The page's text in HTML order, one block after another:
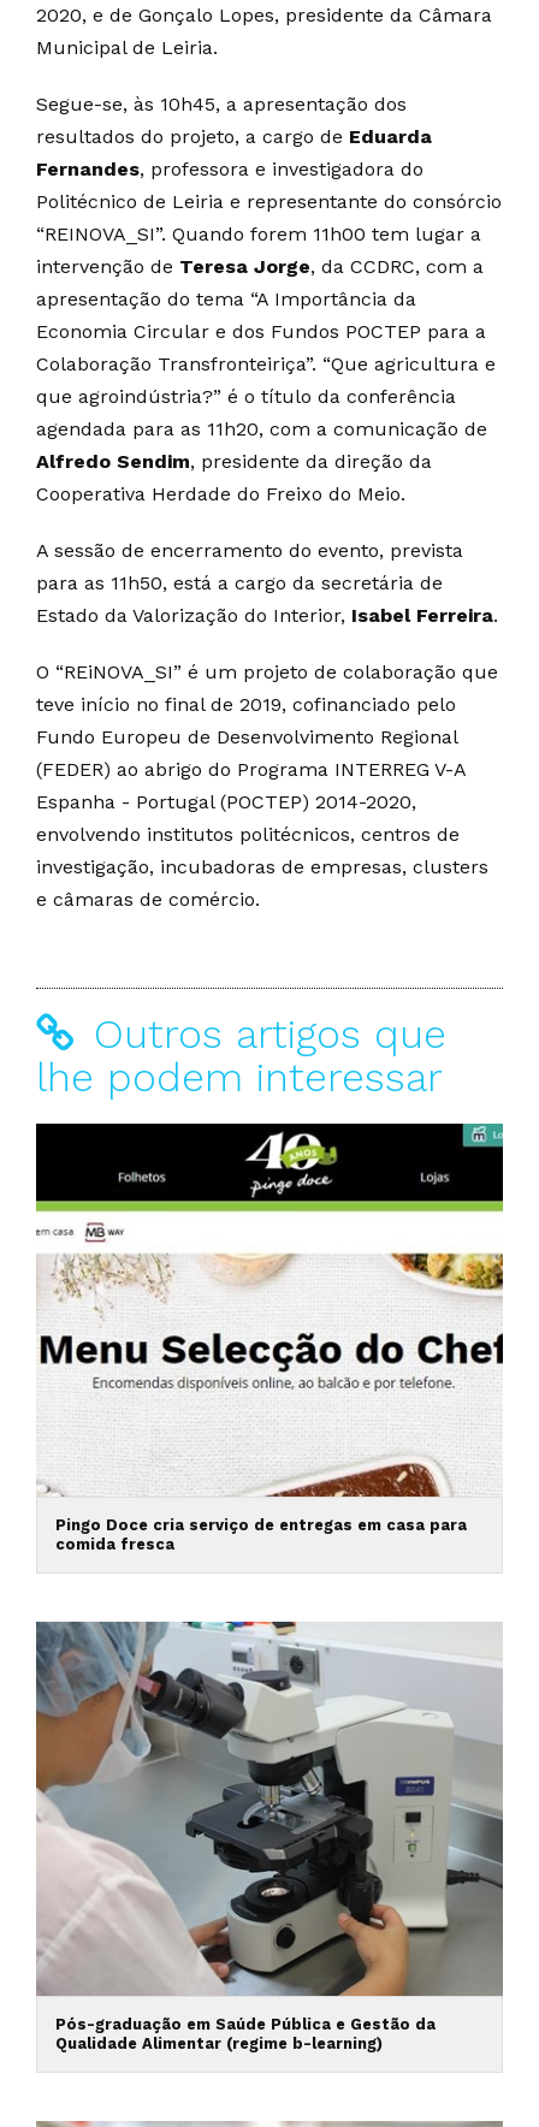
2020, e de Gonçalo Lopes, presidente da Câmara
Municipal de Leiria.
Segue-se, às 10h45, a apresentação dos
resultados do projeto, a cargo de Eduarda
Fernandes, professora e investigadora do
Politécnico de Leiria e representante do consórcio
“REINOVA_SI”. Quando forem 11h00 tem lugar a
intervenção de Teresa Jorge, da CCDRC, com a
apresentação do tema “A Importância da
Economia Circular e dos Fundos POCTEP para a
Colaboração Transfronteiriça”. “Que agricultura e
que agroindústria?” é o título da conferência
agendada para as 11h20, com a comunicação de
Alfredo Sendim, presidente da direção da
Cooperativa Herdade do Freixo do Meio.
A sessão de encerramento do evento, prevista
para as 11h50, está a cargo da secretária de
Estado da Valorização do Interior, Isabel Ferreira.
O “REiNOVA_SI” é um projeto de colaboração que
teve início no final de 2019, cofinanciado pelo
Fundo Europeu de Desenvolvimento Regional
(FEDER) ao abrigo do Programa INTERREG V-A
Espanha - Portugal (POCTEP) 2014-2020,
envolvendo institutos politécnicos, centros de
investigação, incubadoras de empresas, clusters
e câmaras de comércio.
Outros artigos que
lhe podem interessar
Pingo Doce cria serviço de entregas em casa para
comida fresca
Pós-graduação em Saúde Pública e Gestão da
Qualidade Alimentar (regime b-learning)